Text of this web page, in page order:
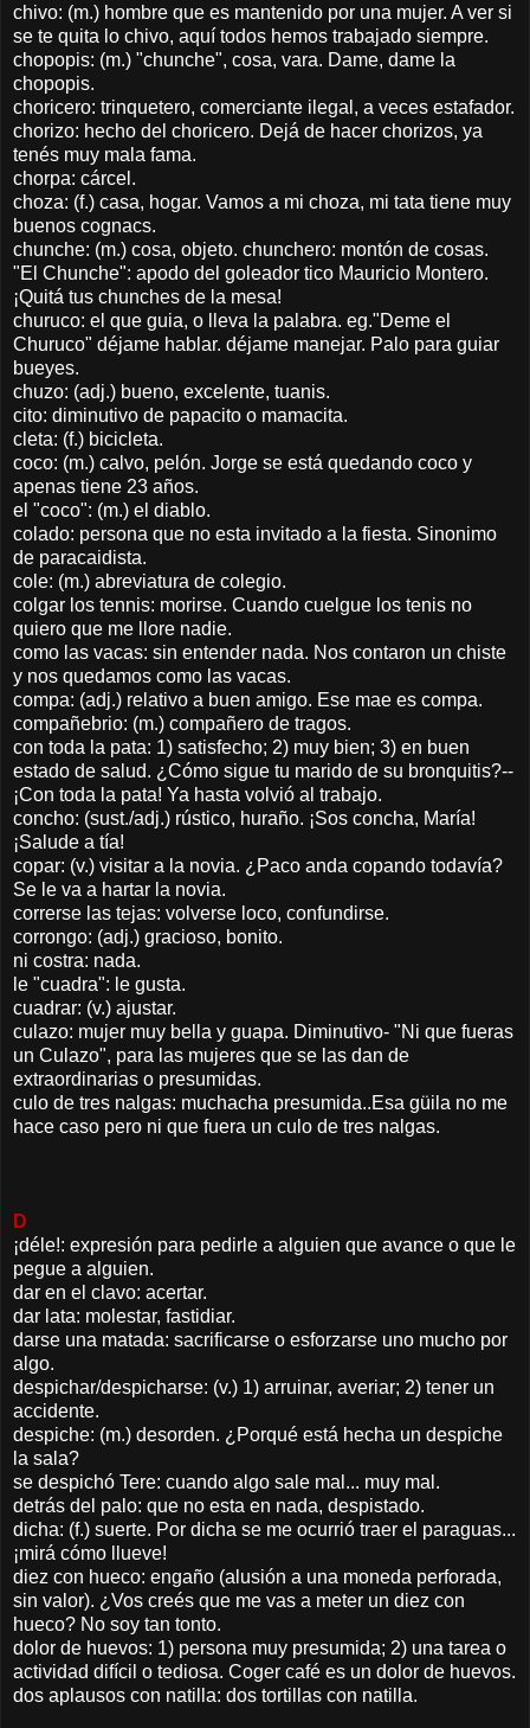
chivo: (m.) hombre que es mantenido por una mujer. A ver si
se te quita lo chivo, aquí todos hemos trabajado siempre.
chopopis: (m.) "chunche", cosa, vara. Dame, dame la
chopopis.
choricero: trinquetero, comerciante ilegal, a veces estafador.
chorizo: hecho del choricero. Dejá de hacer chorizos, ya
tenés muy mala fama.
chorpa: cárcel.
choza: (f.) casa, hogar. Vamos a mi choza, mi tata tiene muy
buenos cognacs.
chunche: (m.) cosa, objeto. chunchero: montón de cosas.
"El Chunche": apodo del goleador tico Mauricio Montero.
¡Quitá tus chunches de la mesa!
churuco: el que guia, o lleva la palabra. eg."Deme el
Churuco" déjame hablar. déjame manejar. Palo para guiar
bueyes.
chuzo: (adj.) bueno, excelente, tuanis.
cito: diminutivo de papacito o mamacita.
cleta: (f.) bicicleta.
coco: (m.) calvo, pelón. Jorge se está quedando coco y
apenas tiene 23 años.
el "coco": (m.) el diablo.
colado: persona que no esta invitado a la fiesta. Sinonimo
de paracaidista.
cole: (m.) abreviatura de colegio.
colgar los tennis: morirse. Cuando cuelgue los tenis no
quiero que me llore nadie.
como las vacas: sin entender nada. Nos contaron un chiste
y nos quedamos como las vacas.
compa: (adj.) relativo a buen amigo. Ese mae es compa.
compañebrio: (m.) compañero de tragos.
con toda la pata: 1) satisfecho; 2) muy bien; 3) en buen
estado de salud. ¿Cómo sigue tu marido de su bronquitis?--
¡Con toda la pata! Ya hasta volvió al trabajo.
concho: (sust./adj.) rústico, huraño. ¡Sos concha, María!
¡Salude a tía!
copar: (v.) visitar a la novia. ¿Paco anda copando todavía?
Se le va a hartar la novia.
correrse las tejas: volverse loco, confundirse.
corrongo: (adj.) gracioso, bonito.
ni costra: nada.
le "cuadra": le gusta.
cuadrar: (v.) ajustar.
culazo: mujer muy bella y guapa. Diminutivo- "Ni que fueras
un Culazo", para las mujeres que se las dan de
extraordinarias o presumidas.
culo de tres nalgas: muchacha presumida..Esa güila no me
hace caso pero ni que fuera un culo de tres nalgas.
D
¡déle!: expresión para pedirle a alguien que avance o que le
pegue a alguien.
dar en el clavo: acertar.
dar lata: molestar, fastidiar.
darse una matada: sacrificarse o esforzarse uno mucho por
algo.
despichar/despicharse: (v.) 1) arruinar, averiar; 2) tener un
accidente.
despiche: (m.) desorden. ¿Porqué está hecha un despiche
la sala?
se despichó Tere: cuando algo sale mal... muy mal.
detrás del palo: que no esta en nada, despistado.
dicha: (f.) suerte. Por dicha se me ocurrió traer el paraguas...
¡mirá cómo llueve!
diez con hueco: engaño (alusión a una moneda perforada,
sin valor). ¿Vos creés que me vas a meter un diez con
hueco? No soy tan tonto.
dolor de huevos: 1) persona muy presumida; 2) una tarea o
actividad difícil o tediosa. Coger café es un dolor de huevos.
dos aplausos con natilla: dos tortillas con natilla.